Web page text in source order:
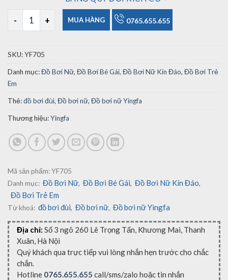
Đồ Bơi Nữ Yingfa 705 Chuyên Nghiệp số lượng
MUA HÀNG 0765.655.655
SKU:YF705
Danh mục:Đồ Bơi Nữ, Đồ Bơi Bé Gái, Đồ Bơi Nữ Kín Đáo, Đồ Bơi Trẻ
Em
Thẻ:đồ bơi đùi, Đồ bơi nữ, Đồ bơi nữ Yingfa
Thương hiệu:Yingfa
Mã sản phẩm:YF705
Danh mục: Đồ Bơi Nữ, Đồ Bơi Bé Gái, Đồ Bơi Nữ Kín Đáo,
Đồ Bơi Trẻ Em
Từ khoá: đồ bơi đùi, Đồ bơi nữ, Đồ bơi nữ Yingfa
Địa chỉ: Số 3 ngõ 260 Lê Trọng Tấn, Khương Mai, Thanh
Xuân, Hà Nội
Quý khách qua trực tiếp vui lòng nhắn hẹn trước cho chắc
chắn.
Hotline 0765.655.655 call/sms/zalo hoặc tin nhắn